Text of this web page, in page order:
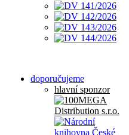
doporučujeme
hlavní sponzor